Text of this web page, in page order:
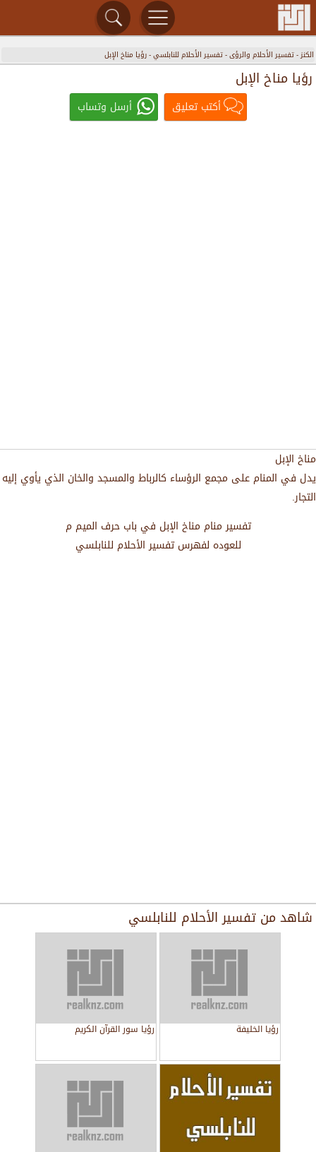
الكنز-تفسير الأحلام والرؤى-تفسير الأحلام للنابلسي-رؤيا مناخ الإبل
رؤيا مناخ الإبل
أكتب تعليق أرسل وتساب
مناخ الإبل
يدل في المنام على مجمع الرؤساء كالرباط والمسجد والخان الذي يأوي إليه
التجار.
تفسير منام مناخ الإبل في باب حرف الميم م
للعوده لفهرس تفسير الأحلام للنابلسي
شاهد من تفسير الأحلام للنابلسي
رؤيا الخليفة رؤيا سور القرآن الكريم